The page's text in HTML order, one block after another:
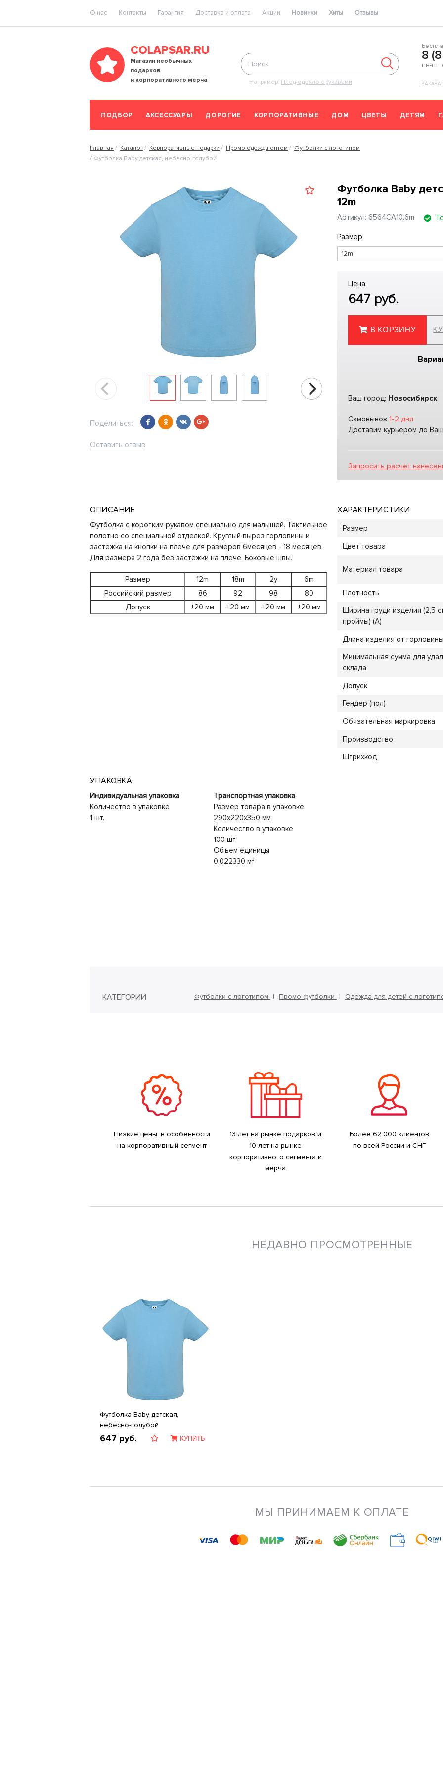
O нас Контакты Гарантия Доставка и оплата Акции Новинки Хиты Отзывы
COLAPSAR.RU
Магазин необычных
подарков
и корпоративного мерча
Например: Плед-одеяло с рукавами
8
пн-пт:
ПОДБОР АКСЕССУАРЫ ДОРОГИЕ КОРПОРАТИВНЫЕ ДОМ ЦВЕТЫ ДЕТЯМ
Главная Каталог Корпоративные подарки Промо одежда оптом
Футболки с логотипом
Футболка Baby детская, небесно-голубой
Поделиться:
Оставить отзыв
Футболка Baby
12m
Артикул: 6564CA10.6m
Размер:
Цена:
647 руб.
В КОРЗИНУ
Ваш город: Новосибирск
Самовывоз 1-2 дня
Доставим курьером до
Запросить расчет
ОПИСАНИЕ
Футболка с коротким рукавом специально для малышей. Тактильное
полотно со специальной отделкой. Круглый вырез горловины и
застежка на кнопки на плече для размеров 6месяцев - 18 месяцев.
Для размера 2 года без застежки на плече. Боковые швы.
Размер 12m 18m 2y
6m
Российский размер
86 92 98
80
Допуск
±20 мм ±20 мм ±20 мм ±20 мм
ХАРАКТЕРИСТИКИ
Размер
Цвет товара
Материал товара
Плотность
Ширина груди изделия (2,5
проймы) (A)
Длина изделия от
Минимальная сумма для
склада
Допуск
Гендер (пол)
Обязательная маркировка
Производство
Штрихкод
УПАКОВКА
Индивидуальная упаковка
Количество в упаковке
1 шт.
Транспортная упаковка
Размер товара в упаковке
290x220x350 мм
Количество в упаковке
100 шт.
Объем единицы
0.022330 м³
КАТЕГОРИИ Футболки с логотипом Промо футболки Одежда для детей с
Низкие цены, в особенности
на корпоративный сегмент
13 лет на рынке подарков и
10 лет на рынке
корпоративного сегмента и
мерча
Более 62 000 клиентов
по всей России и СНГ
НЕДАВНО ПРОСМОТРЕННЫЕ
Футболка Baby детская,
небесно-голубой
647 руб. КУПИТЬ
МЫ ПРИНИМАЕМ К ОПЛАТЕ